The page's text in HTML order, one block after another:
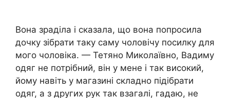
Вона зраділа і сказала, що вона попросила
дочку зібрати таку саму чоловічу посилку для
мого чоловіка. — Тетяно Миколаївно, Вадиму
одяг не потрібний, він у мене і так високий,
йому навіть у магазині складно підібрати
одяг, а з других рук так взагалі, гадаю, не